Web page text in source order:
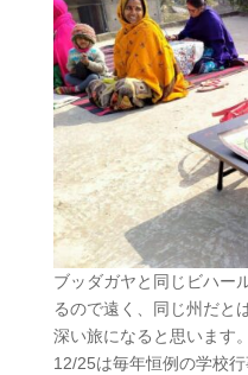
ブッダガヤと同じビハー
るので遠く、同じ州だと
深い旅になると思います。
12/25は毎年恒例の学校